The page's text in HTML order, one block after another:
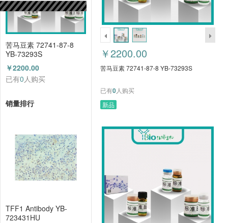
苦马豆素 72741-87-8
YB-73293S
￥2200.00
已有0人购买
销量排行
TFF1 Antibody YB-
723431HU
￥2200.00
苦马豆素 72741-87-8 YB-73293S
已有0人购买
新品